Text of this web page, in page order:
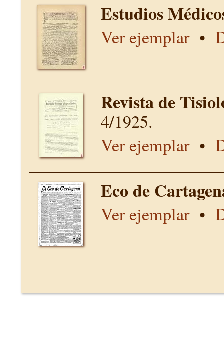
Estudios
Ver ejemplar•
Revista de
4/1925.
Ver ejemplar•
Eco de
Ver ejemplar•